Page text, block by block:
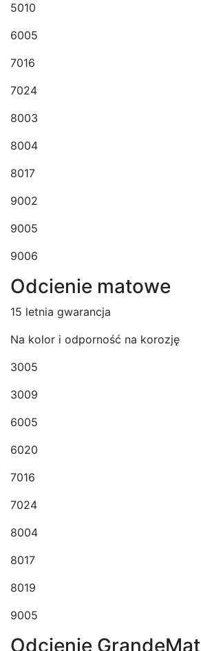
5010
6005
7016
7024
8003
8004
8017
9002
9005
9006
Odcienie matowe
15 letnia gwarancja
Na kolor i odporność na korozję
3005
3009
6005
6020
7016
7024
8004
8017
8019
9005
Odcienie GrandeMat